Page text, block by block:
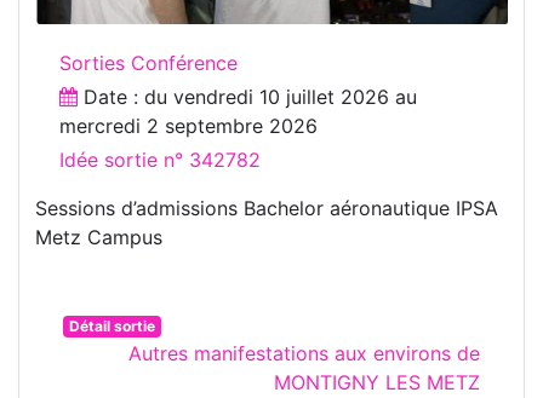
Sorties Conférence
Date : du vendredi 10 juillet 2026 au
mercredi 2 septembre 2026
Idée sortie n° 342782
Sessions d’admissions Bachelor aéronautique IPSA
Metz Campus
Détail sortie
Autres manifestations aux environs de
MONTIGNY LES METZ